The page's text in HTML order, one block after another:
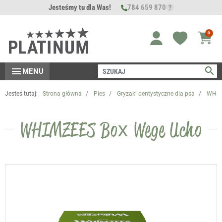
Jesteśmy tu dla Was! 784 659 870 ?
0
menu MENU search
Jesteś tutaj: Strona główna Pies Gryzaki dentystyczne dla psa
WHIMZEES Box Wege Ucho